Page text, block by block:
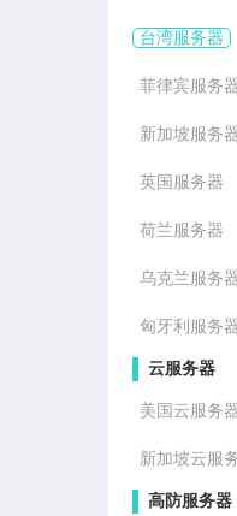
台湾服务器
菲律宾服务
新加坡服务
英国服务器
荷兰服务器
乌克兰服务
匈牙利服务
云服务器
美国云服务
新加坡云服
高防服务器